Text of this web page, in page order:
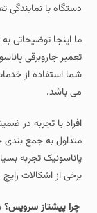
دستگاه با نمایندگی
ما اینجا توضیحاتی
تعمیر جاروبرقی
شما استفاده از
می باشد.
افراد با تجربه در
متداول به جمع بندی
پاناسونیک تجربه
برخی از اشکالات
چرا پیشتاز سرویس؟